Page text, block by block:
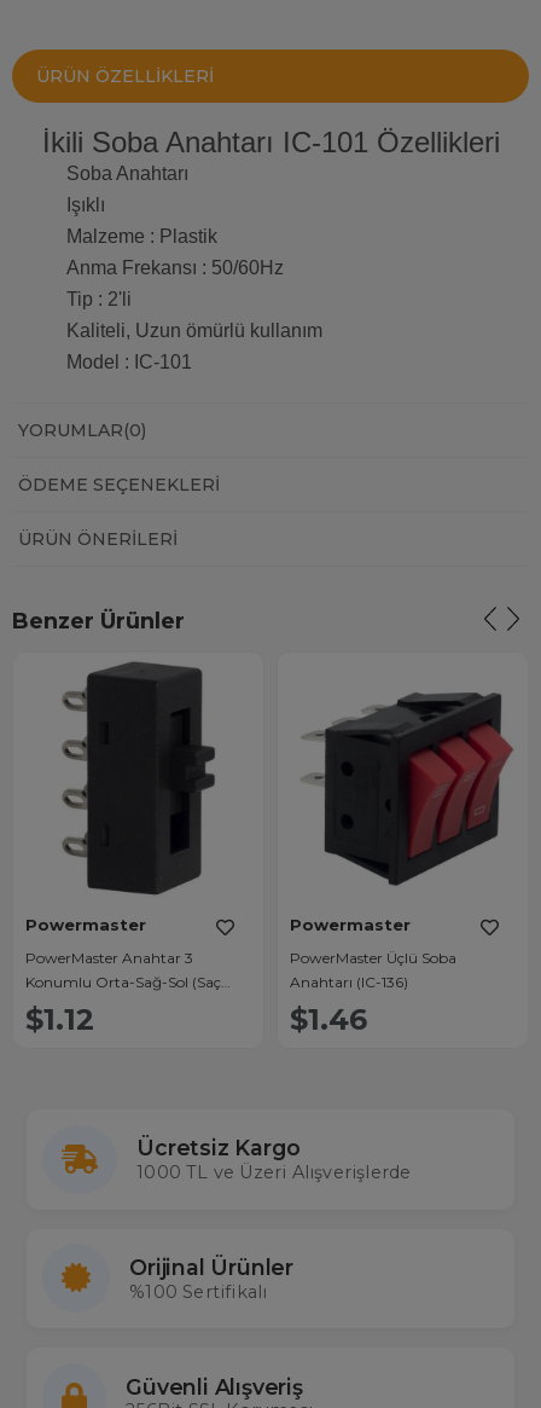
ÜRÜN ÖZELLIKLERI
İkili Soba Anahtarı IC-101 Özellikleri
Soba Anahtarı
Işıklı
Malzeme : Plastik
Anma Frekansı : 50/60Hz
Tip : 2'li
Kaliteli, Uzun ömürlü kullanım
Model : IC-101
YORUMLAR(0)
ÖDEME SEÇENEKLERI
ÜRÜN ÖNERILERI
Benzer Ürünler
Powermaster
PowerMaster Anahtar 3
Konumlu Orta-Sağ-Sol (Saç
Kurutma Anahtarı) IC-211
$1.12
Powermaster
PowerMaster Üçlü Soba
Anahtarı (IC-136)
$1.46
Ücretsiz Kargo
1000 TL ve Üzeri Alışverişlerde
Orijinal Ürünler
%100 Sertifikalı
Güvenli Alışveriş